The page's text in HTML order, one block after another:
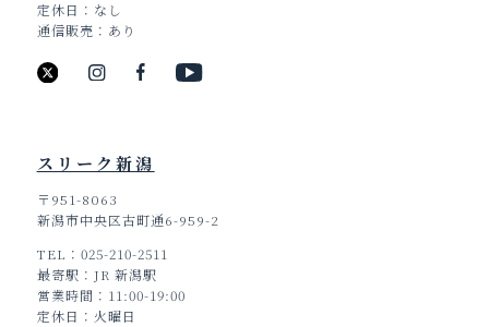
定休日
なし
通信販売
あり
スリーク新潟
〒951-8063
新潟市中央区古町通6-959-2
TEL
025-210-2511
最寄駅
JR 新潟駅
営業時間
11:00-19:00
定休日
火曜日